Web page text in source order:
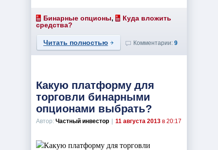
Бинарные опционы,
Куда вложить
средства?
Читать полностью Комментарии: 9
Какую платформу для
торговли бинарными
опционами выбрать?
Автор: Частный инвестор 11 августа 2013 в 20:17